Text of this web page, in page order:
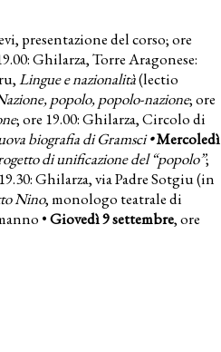
presentazione del corso; ore
Ghilarza, Torre Aragonese:
Lingue e nazionalità(lectio
popolo, popolo-nazione; ore
; ore 19.00: Ghilarza, Circolo di
biografia di Gramsci •Mercoledì
di unificazione del “popolo”;
Ghilarza, via Padre Sotgiu(in
Nino, monologo teatrale di
•Giovedì 9 settembre, ore